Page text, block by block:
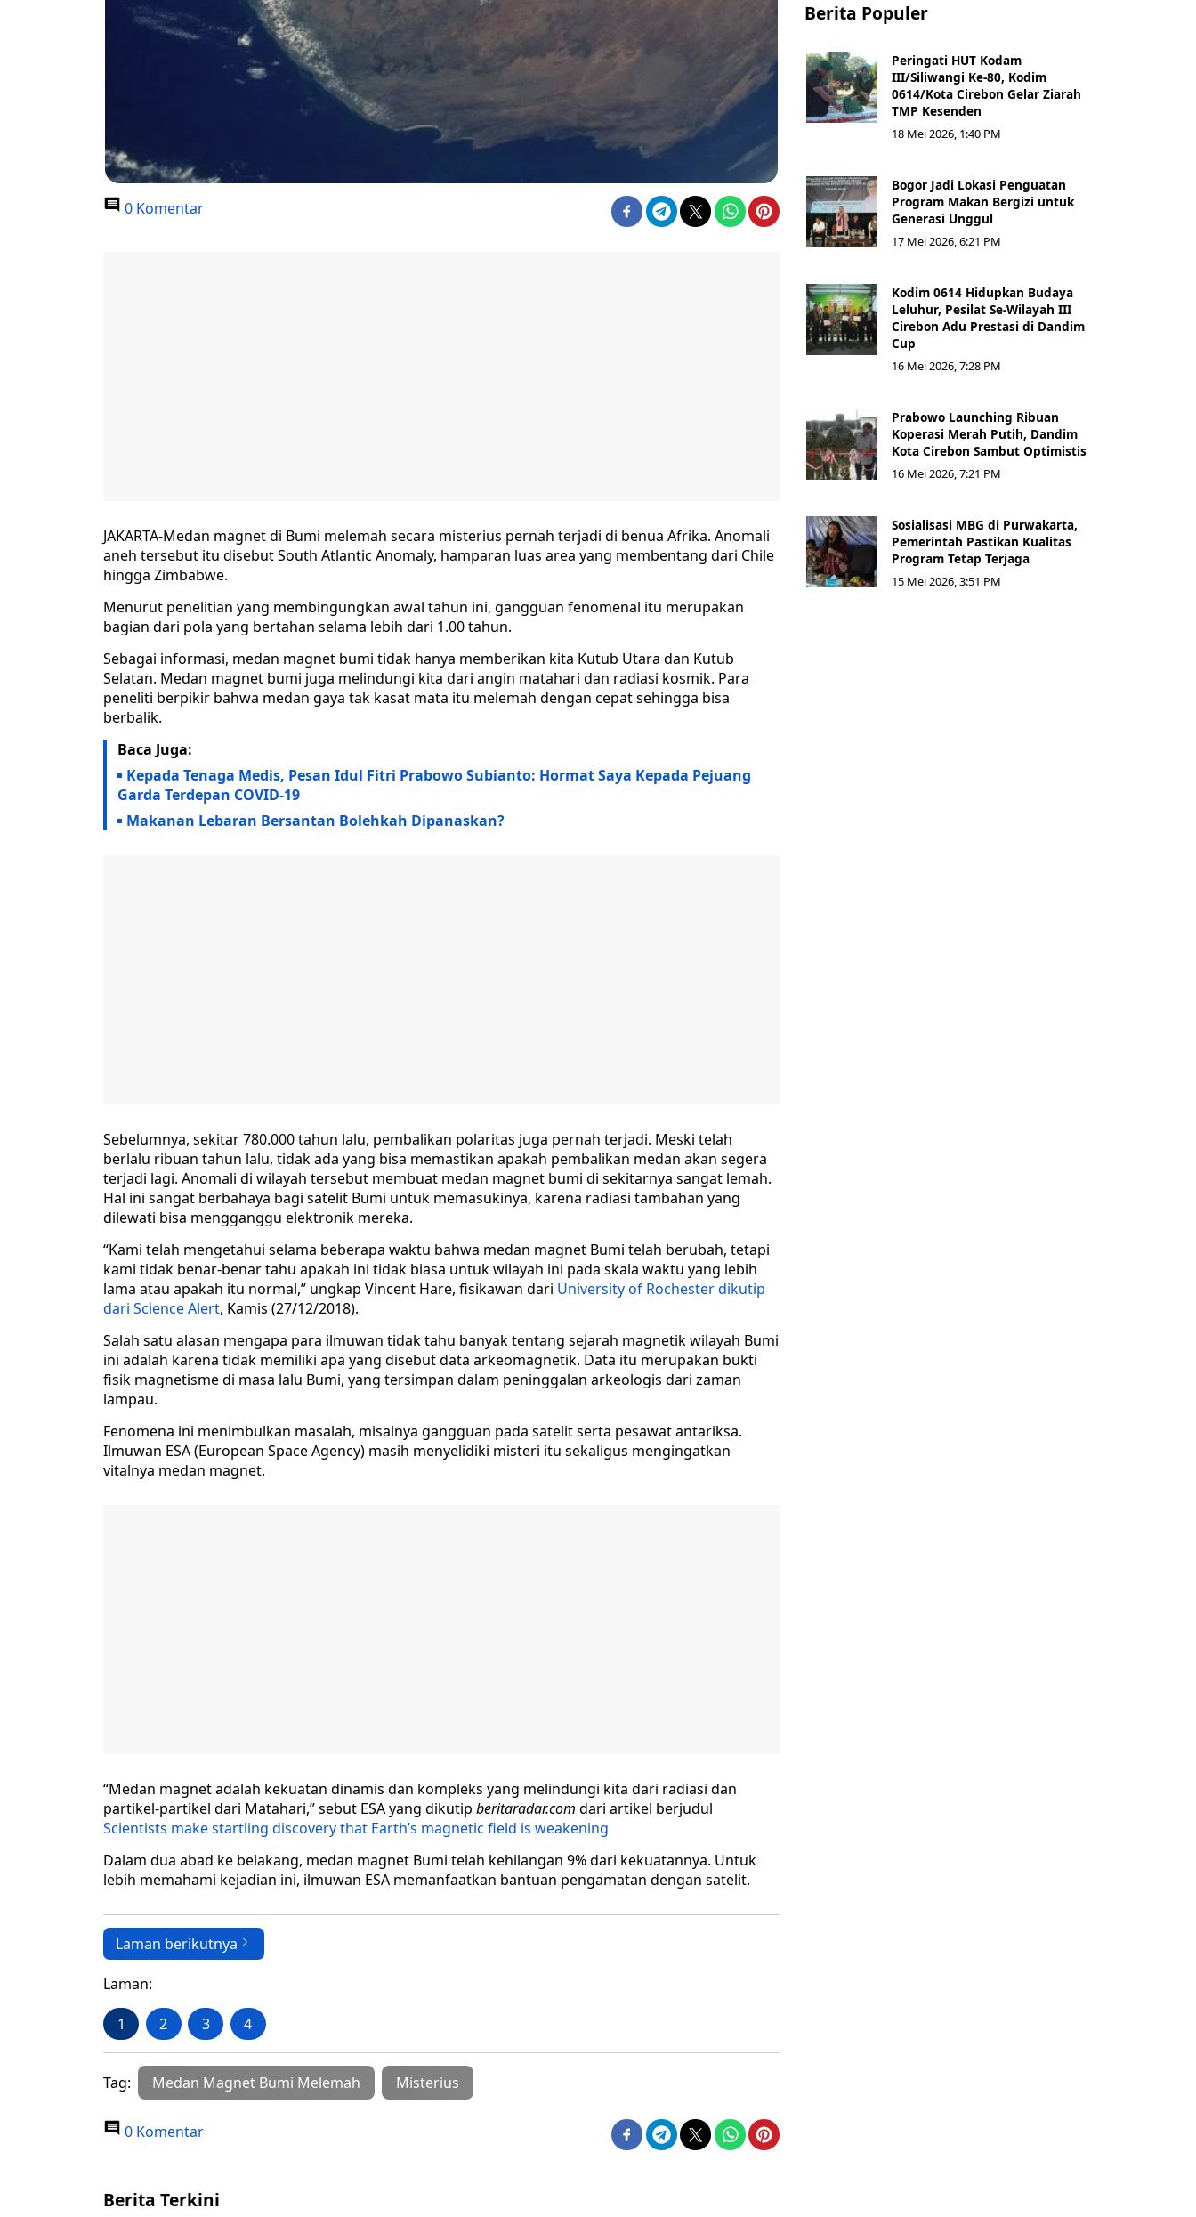
0 Komentar
JAKARTA-Medan magnet di Bumi melemah secara misterius pernah terjadi di benua Afrika. Anomali
aneh tersebut itu disebut South Atlantic Anomaly, hamparan luas area yang membentang dari Chile
hingga Zimbabwe.
Menurut penelitian yang membingungkan awal tahun ini, gangguan fenomenal itu merupakan
bagian dari pola yang bertahan selama lebih dari 1.00 tahun.
Sebagai informasi, medan magnet bumi tidak hanya memberikan kita Kutub Utara dan Kutub
Selatan. Medan magnet bumi juga melindungi kita dari angin matahari dan radiasi kosmik. Para
peneliti berpikir bahwa medan gaya tak kasat mata itu melemah dengan cepat sehingga bisa
berbalik.
Baca Juga:
Kepada Tenaga Medis, Pesan Idul Fitri Prabowo Subianto: Hormat Saya Kepada Pejuang
Garda Terdepan COVID-19
Makanan Lebaran Bersantan Bolehkah Dipanaskan?
Sebelumnya, sekitar 780.000 tahun lalu, pembalikan polaritas juga pernah terjadi. Meski telah
berlalu ribuan tahun lalu, tidak ada yang bisa memastikan apakah pembalikan medan akan segera
terjadi lagi. Anomali di wilayah tersebut membuat medan magnet bumi di sekitarnya sangat lemah.
Hal ini sangat berbahaya bagi satelit Bumi untuk memasukinya, karena radiasi tambahan yang
dilewati bisa mengganggu elektronik mereka.
“Kami telah mengetahui selama beberapa waktu bahwa medan magnet Bumi telah berubah, tetapi
kami tidak benar-benar tahu apakah ini tidak biasa untuk wilayah ini pada skala waktu yang lebih
lama atau apakah itu normal,” ungkap Vincent Hare, fisikawan dari University of Rochester dikutip
dari Science Alert, Kamis (27/12/2018).
Salah satu alasan mengapa para ilmuwan tidak tahu banyak tentang sejarah magnetik wilayah Bumi
ini adalah karena tidak memiliki apa yang disebut data arkeomagnetik. Data itu merupakan bukti
fisik magnetisme di masa lalu Bumi, yang tersimpan dalam peninggalan arkeologis dari zaman
lampau.
Fenomena ini menimbulkan masalah, misalnya gangguan pada satelit serta pesawat antariksa.
Ilmuwan ESA (European Space Agency) masih menyelidiki misteri itu sekaligus mengingatkan
vitalnya medan magnet.
“Medan magnet adalah kekuatan dinamis dan kompleks yang melindungi kita dari radiasi dan
partikel-partikel dari Matahari,” sebut ESA yang dikutip beritaradar.com dari artikel berjudul
Scientists make startling discovery that Earth’s magnetic field is weakening
Dalam dua abad ke belakang, medan magnet Bumi telah kehilangan 9% dari kekuatannya. Untuk
lebih memahami kejadian ini, ilmuwan ESA memanfaatkan bantuan pengamatan dengan satelit.
Laman berikutnya
Laman:
1 2 3 4
Tag: Medan Magnet Bumi Melemah Misterius
0 Komentar
Berita Populer
Peringati HUT Kodam
III/Siliwangi Ke-80, Kodim
0614/Kota Cirebon Gelar Ziarah
TMP Kesenden
18 Mei 2026, 1:40 PM
Bogor Jadi Lokasi Penguatan
Program Makan Bergizi untuk
Generasi Unggul
17 Mei 2026, 6:21 PM
Kodim 0614 Hidupkan Budaya
Leluhur, Pesilat Se-Wilayah III
Cirebon Adu Prestasi di Dandim
Cup
16 Mei 2026, 7:28 PM
Prabowo Launching Ribuan
Koperasi Merah Putih, Dandim
Kota Cirebon Sambut Optimistis
16 Mei 2026, 7:21 PM
Sosialisasi MBG di Purwakarta,
Pemerintah Pastikan Kualitas
Program Tetap Terjaga
15 Mei 2026, 3:51 PM
Berita Terkini